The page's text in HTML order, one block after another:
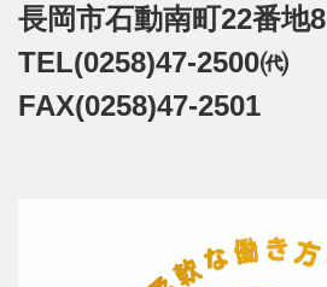
長岡市石動南町22番地8
TEL(0258)47-2500㈹
FAX(0258)47-2501